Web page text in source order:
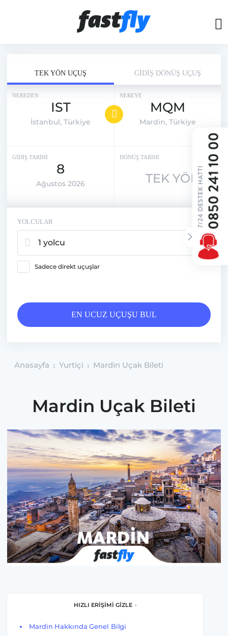
TEK YÖN UÇUŞ GİDİŞ DÖNÜŞ UÇUŞ
NEREDEN
IST
İstanbul, Türkiye
NEREYE
MQM
Mardin, Türkiye
GİDİŞ TARİHİ
8
Ağustos 2026
DÖNÜŞ TARİHİ
TEK YÖN
YOLCULAR
1 yolcu
Sadece direkt uçuşlar
EN UCUZ UÇUŞU BUL
Anasayfa Yurtiçi Mardin Uçak Bileti
Mardin Uçak Bileti
HIZLI ERİŞİMİ GİZLE
Mardin Hakkında Genel Bilgi